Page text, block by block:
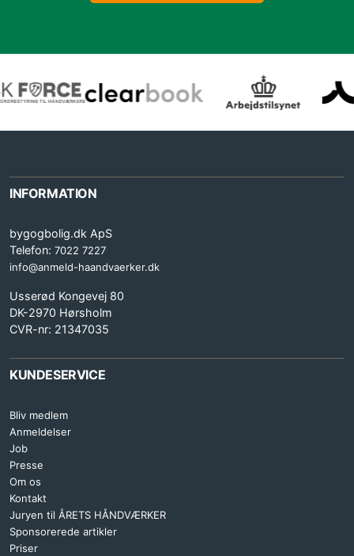
INFORMATION
bygogbolig.dk ApS
Telefon: 7022 7227
info@anmeld-haandvaerker.dk
Usserød Kongevej 80
DK-2970 Hørsholm
CVR-nr: 21347035
KUNDESERVICE
Bliv medlem
Anmeldelser
Job
Presse
Om os
Kontakt
Juryen til ÅRETS HÅNDVÆRKER
Sponsorerede artikler
Priser